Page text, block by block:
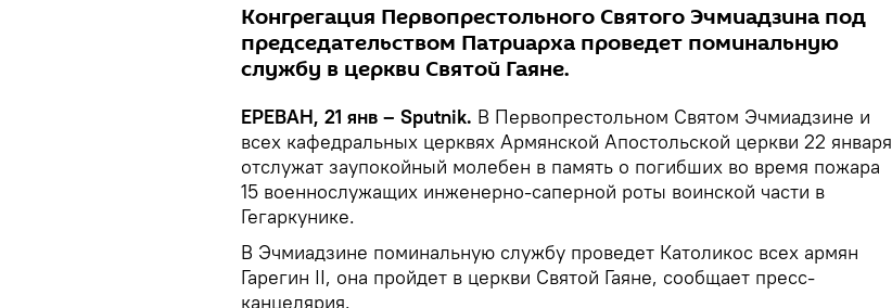
Конгрегация Первопрестольного Святого Эчмиадзина под
председательством Патриарха проведет поминальную
службу в церкви Святой Гаяне.
ЕРЕВАН, 21 янв – Sputnik. В Первопрестольном Святом Эчмиадзине и
всех кафедральных церквях Армянской Апостольской церкви 22 января
отслужат заупокойный молебен в память о погибших во время пожара
15 военнослужащих инженерно-саперной роты воинской части в
Гегаркунике.
В Эчмиадзине поминальную службу проведет Католикос всех армян
Гарегин II, она пройдет в церкви Святой Гаяне, сообщает пресс-
канцелярия.